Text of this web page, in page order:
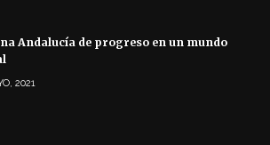
Andalucía de progreso en un mundo
2021